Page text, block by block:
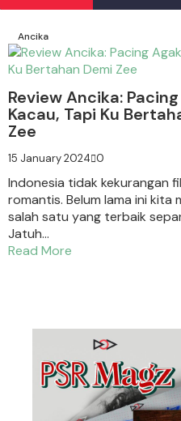
Ancika
Review Ancika:
Kacau, Tapi Ku
Zee
15 January 2024 0
Indonesia tidak kekurangan
romantis. Belum lama ini kita
salah satu yang terbaik
Jatuh...
Read More